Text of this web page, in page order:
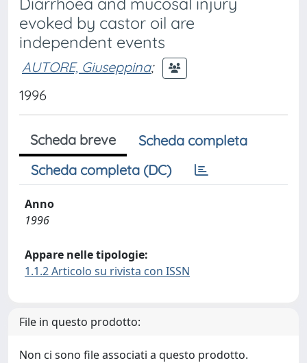
evoked by castor oil are
independent events
AUTORE, Giuseppina;
1996
Scheda breve
Scheda completa
Scheda completa (DC)
Anno
1996
Appare nelle tipologie:
1.1.2 Articolo su rivista con ISSN
File in questo prodotto:
Non ci sono file associati a questo prodotto.